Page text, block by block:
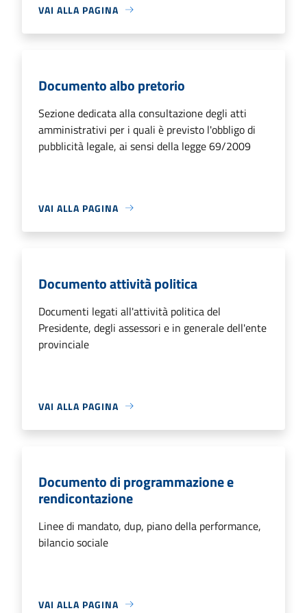
VAI ALLA PAGINA
Documento albo pretorio
Sezione dedicata alla consultazione degli atti
amministrativi per i quali è previsto l'obbligo di
pubblicità legale, ai sensi della legge 69/2009
VAI ALLA PAGINA
Documento attività politica
Documenti legati all'attività politica del
Presidente, degli assessori e in generale dell'ente
provinciale
VAI ALLA PAGINA
Documento di programmazione e
rendicontazione
Linee di mandato, dup, piano della performance,
bilancio sociale
VAI ALLA PAGINA